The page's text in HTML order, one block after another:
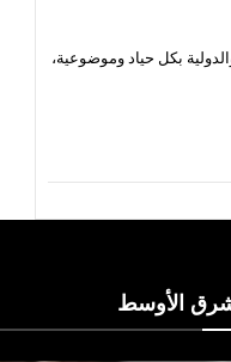
بكل حياد وموضوعية،
الأوسط